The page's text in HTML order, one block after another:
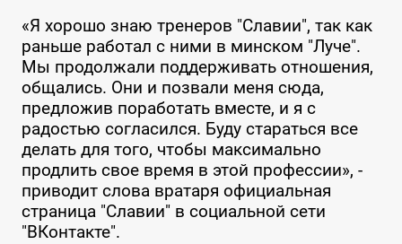
«Я хорошо знаю тренеров "Славии", так как
раньше работал с ними в минском "Луче".
Мы продолжали поддерживать отношения,
общались. Они и позвали меня сюда,
предложив поработать вместе, и я с
радостью согласился. Буду стараться все
делать для того, чтобы максимально
продлить свое время в этой профессии», -
приводит слова вратаря официальная
страница "Славии" в социальной сети
"ВКонтакте".